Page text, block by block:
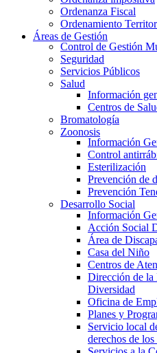
Ordenanza Fiscal
Ordenamiento
Áreas de Gestión
Control de Gestión
Seguridad
Servicios Públicos
Salud
Información
Centros de
Bromatología
Zoonosis
Información
Control
Esterilización
Prevención de
Prevención
Desarrollo Social
Información
Acción Social
Área de
Casa del Niño
Centros de
Dirección de la
Diversidad
Oficina de
Planes y
Servicio local
derechos de